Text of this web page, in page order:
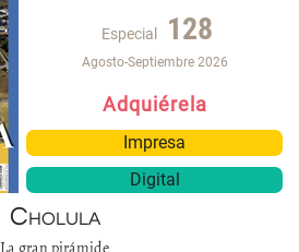
Especial 128
Agosto-Septiembre 2026
Adquiérela
Impresa
Digital
Cholula